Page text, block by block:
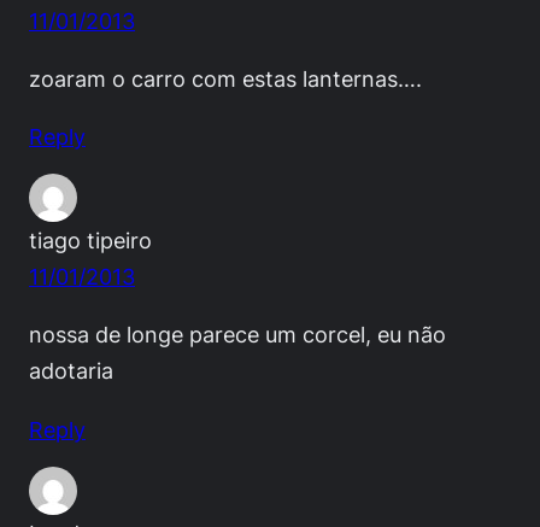
11/01/2013
zoaram o carro com estas lanternas….
Reply
tiago tipeiro
11/01/2013
nossa de longe parece um corcel, eu não
adotaria
Reply